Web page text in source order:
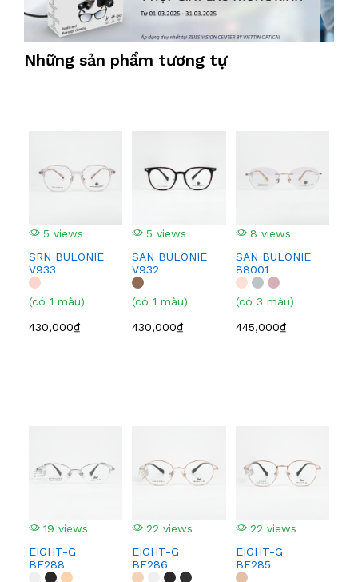
Những sản phẩm tương tự
5 views
SRN BULONIE
V933
(có 1 màu)
430,000₫
5 views
SAN BULONIE
V932
(có 1 màu)
430,000₫
8 views
SAN BULONIE
88001
(có 3 màu)
445,000₫
19 views
EIGHT-G
BF288
22 views
EIGHT-G
BF286
22 views
EIGHT-G
BF285